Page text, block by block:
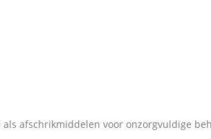
afschrikmiddelen voor onzorgvuldige